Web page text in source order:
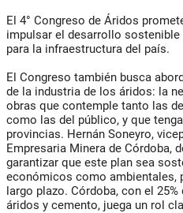
El 4° Congreso de Áridos
impulsar el desarrollo
para la infraestructura del país.
El Congreso también busca
de la industria de los áridos: la
obras que contemple tanto las
como las del público, y que
provincias. Hernán Soneyro,
Empresaria Minera de Córdoba,
garantizar que este plan sea
económicos como ambientales,
largo plazo. Córdoba, con el
áridos y cemento, juega un rol